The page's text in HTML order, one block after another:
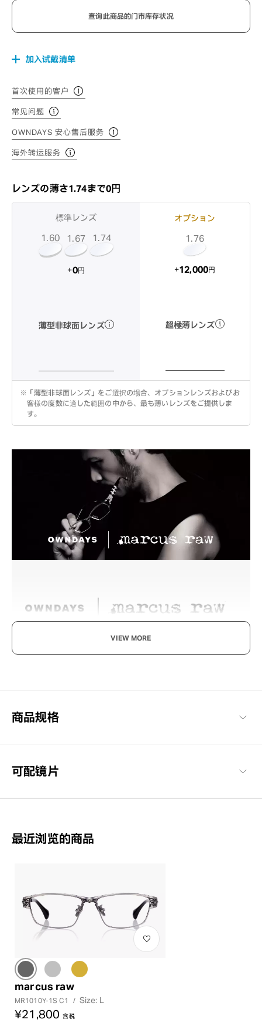
查询此商品的门市库存状况
加入试戴清单
首次使用的客户
常见问题
OWNDAYS 安心售后服务
海外转运服务
レンズの薄さ1.74まで0円
標準レンズ
1.60 1.67 1.74
+0円
薄型非球面レンズ
オプション
1.76
+12,000円
超極薄レンズ
※
「薄型非球面レンズ」をご選択の場合、オプションレンズおよびお
客様の度数に適した範囲の中から、最も薄いレンズをご提供しま
す。
解放个性，全新挑战
VIEW MORE
商品规格
可配镜片
最近浏览的商品
marcus raw
MR1010Y-1S C1 / Size: L
¥21,800 含税